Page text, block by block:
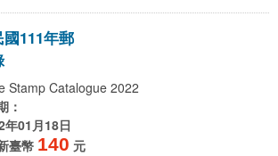
國111年郵
Stamp Catalogue 2022
：
年01月18日
臺幣 140 元